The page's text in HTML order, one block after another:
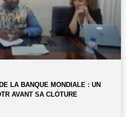
LA BANQUE MONDIALE : UN
AVANT SA CLOTURE